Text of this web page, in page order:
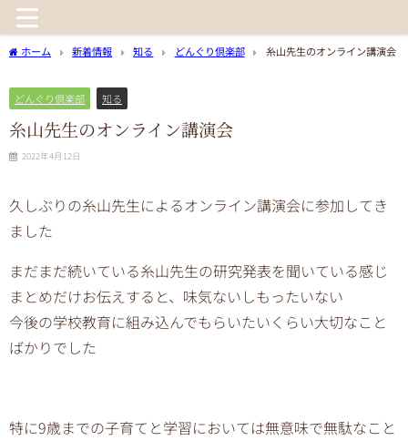
ホーム 新着情報 知る どんぐり倶楽部 糸山先生のオンライン講演会
どんぐり倶楽部 知る
糸山先生のオンライン講演会
2022年4月12日
久しぶりの糸山先生によるオンライン講演会に参加してき
ました
まだまだ続いている糸山先生の研究発表を聞いている感じ
まとめだけお伝えすると、味気ないしもったいない
今後の学校教育に組み込んでもらいたいくらい大切なこと
ばかりでした
特に9歳までの子育てと学習においては無意味で無駄なこと